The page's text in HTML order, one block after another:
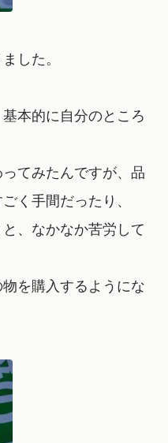
した。
本的に自分のところ
てみたんですが、品
く手間だったり、
、なかなか苦労して
を購入するようにな